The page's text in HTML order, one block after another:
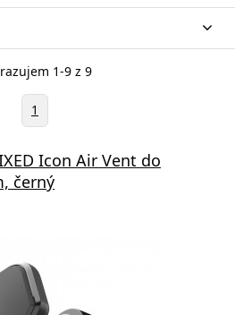
1-9 z 9
1
Icon Air Vent do
černý